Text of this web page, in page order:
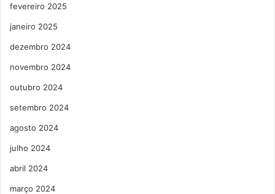
fevereiro 2025
janeiro 2025
dezembro 2024
novembro 2024
outubro 2024
setembro 2024
agosto 2024
julho 2024
abril 2024
março 2024